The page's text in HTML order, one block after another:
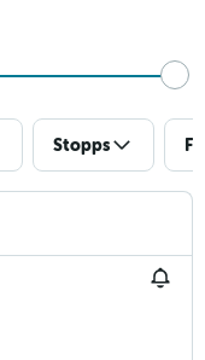
Stopps